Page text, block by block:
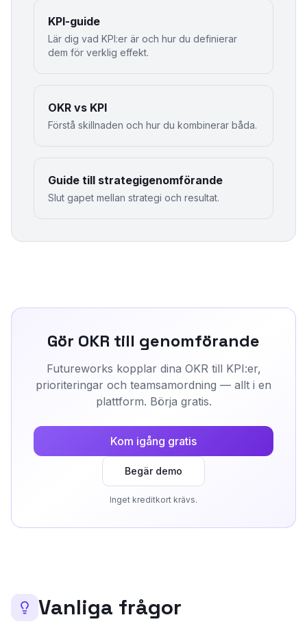
KPI-guide
Lär dig vad KPI:er är och hur du definierar
dem för verklig effekt.
OKR vs KPI
Förstå skillnaden och hur du kombinerar båda.
Guide till strategigenomförande
Slut gapet mellan strategi och resultat.
Gör OKR till genomförande
Futureworks kopplar dina OKR till KPI:er,
prioriteringar och teamsamordning — allt i en
plattform. Börja gratis.
Kom igång gratis
Begär demo
Inget kreditkort krävs.
Vanliga frågor